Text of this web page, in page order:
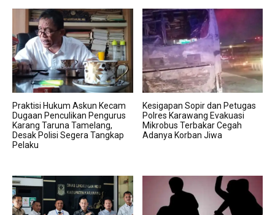
Praktisi Hukum Askun Kecam
Dugaan Penculikan Pengurus
Karang Taruna Tamelang,
Desak Polisi Segera Tangkap
Pelaku
Kesigapan Sopir dan Petugas
Polres Karawang Evakuasi
Mikrobus Terbakar Cegah
Adanya Korban Jiwa